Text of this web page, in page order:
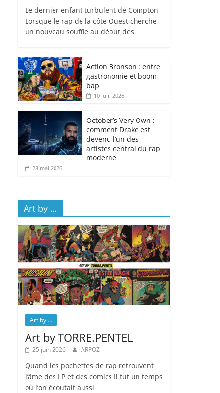
Le dernier enfant turbulent de Compton
Lorsque le rap de la côte Ouest cherche
un nouveau souffle au début des
Action Bronson : entre
gastronomie et boom
bap
10 juin 2026
October’s Very Own :
comment Drake est
devenu l’un des
artistes central du rap
moderne
28 mai 2026
Art by …
Art by ...
Art by TORRE.PENTEL
25 juin 2026 ARPOZ
Quand les pochettes de rap retrouvent
l’âme des LP et des comics Il fut un temps
où l’on écoutait aussi